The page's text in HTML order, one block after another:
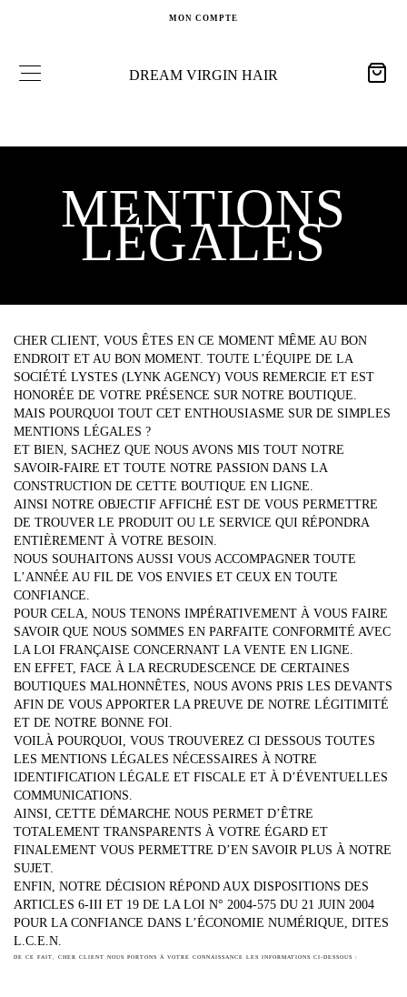
MON COMPTE
DREAM VIRGIN HAIR
MENTIONS
LÉGALES
CHER CLIENT, VOUS ÊTES EN CE MOMENT MÊME AU BON
ENDROIT ET AU BON MOMENT. TOUTE L’ÉQUIPE DE LA
SOCIÉTÉ LYSTES (LYNK AGENCY) VOUS REMERCIE ET EST
HONORÉE DE VOTRE PRÉSENCE SUR NOTRE BOUTIQUE.
MAIS POURQUOI TOUT CET ENTHOUSIASME SUR DE SIMPLES
MENTIONS LÉGALES ?
ET BIEN, SACHEZ QUE NOUS AVONS MIS TOUT NOTRE
SAVOIR-FAIRE ET TOUTE NOTRE PASSION DANS LA
CONSTRUCTION DE CETTE BOUTIQUE EN LIGNE.
AINSI NOTRE OBJECTIF AFFICHÉ EST DE VOUS PERMETTRE
DE TROUVER LE PRODUIT OU LE SERVICE QUI RÉPONDRA
ENTIÈREMENT À VOTRE BESOIN.
NOUS SOUHAITONS AUSSI VOUS ACCOMPAGNER TOUTE
L’ANNÉE AU FIL DE VOS ENVIES ET CEUX EN TOUTE
CONFIANCE.
POUR CELA, NOUS TENONS IMPÉRATIVEMENT À VOUS FAIRE
SAVOIR QUE NOUS SOMMES EN PARFAITE CONFORMITÉ AVEC
LA LOI FRANÇAISE CONCERNANT LA VENTE EN LIGNE.
EN EFFET, FACE À LA RECRUDESCENCE DE CERTAINES
BOUTIQUES MALHONNÊTES, NOUS AVONS PRIS LES DEVANTS
AFIN DE VOUS APPORTER LA PREUVE DE NOTRE LÉGITIMITÉ
ET DE NOTRE BONNE FOI.
VOILÀ POURQUOI, VOUS TROUVEREZ CI DESSOUS TOUTES
LES MENTIONS LÉGALES NÉCESSAIRES À NOTRE
IDENTIFICATION LÉGALE ET FISCALE ET À D’ÉVENTUELLES
COMMUNICATIONS.
AINSI, CETTE DÉMARCHE NOUS PERMET D’ÊTRE
TOTALEMENT TRANSPARENTS À VOTRE ÉGARD ET
FINALEMENT VOUS PERMETTRE D’EN SAVOIR PLUS À NOTRE
SUJET.
ENFIN, NOTRE DÉCISION RÉPOND AUX DISPOSITIONS DES
ARTICLES 6-III ET 19 DE LA LOI N° 2004-575 DU 21 JUIN 2004
POUR LA CONFIANCE DANS L’ÉCONOMIE NUMÉRIQUE, DITES
L.C.E.N.
DE CE FAIT, CHER CLIENT NOUS PORTONS À VOTRE CONNAISSANCE LES INFORMATIONS CI-DESSOUS :